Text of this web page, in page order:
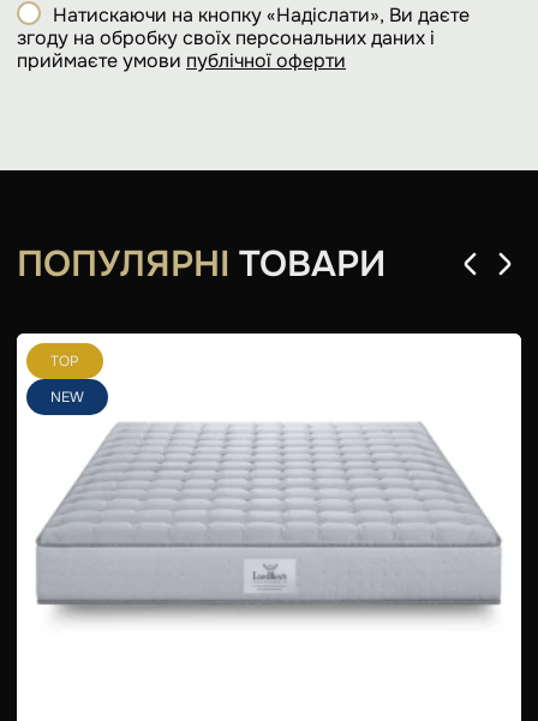
Натискаючи на кнопку «Надіслати», Ви даєте
згоду на обробку своїх персональних даних і
приймаєте умови публічної оферти
ПОПУЛЯРНІ ТОВАРИ
TOP
NEW